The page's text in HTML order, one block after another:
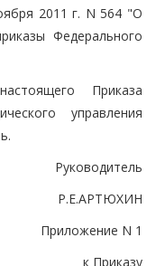
2011 г. N 564 "О
Федерального
Приказа
управления
Руководитель
Р.Е.АРТЮХИН
Приложение N 1
к Приказу